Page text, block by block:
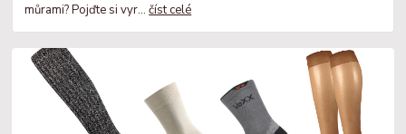
můrami? Pojďte si vyr...číst celé